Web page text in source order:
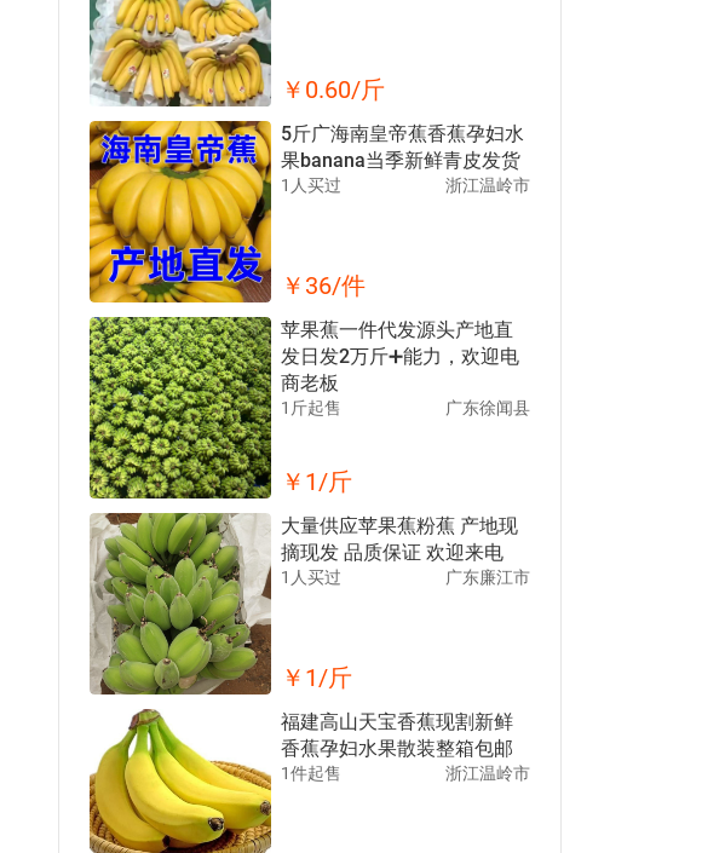
￥ 0.60/斤
5斤广海南皇帝蕉香蕉孕妇水
果banana当季新鲜青皮发货
1人买过 浙江温岭市
￥ 36/件
苹果蕉一件代发源头产地直
发日发2万斤➕能力，欢迎电
商老板
1斤起售 广东徐闻县
￥ 1/斤
大量供应苹果蕉粉蕉 产地现
摘现发 品质保证 欢迎来电
1人买过 广东廉江市
￥ 1/斤
福建高山天宝香蕉现割新鲜
香蕉孕妇水果散装整箱包邮
1件起售 浙江温岭市